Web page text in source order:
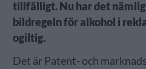
tillfälligt. Nu har det
bildregeln för alkohol i
ogiltig.
Det är Patent- och